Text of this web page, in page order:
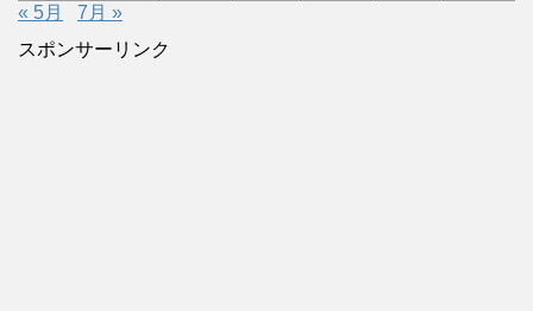
« 5月
7月 »
スポンサーリンク